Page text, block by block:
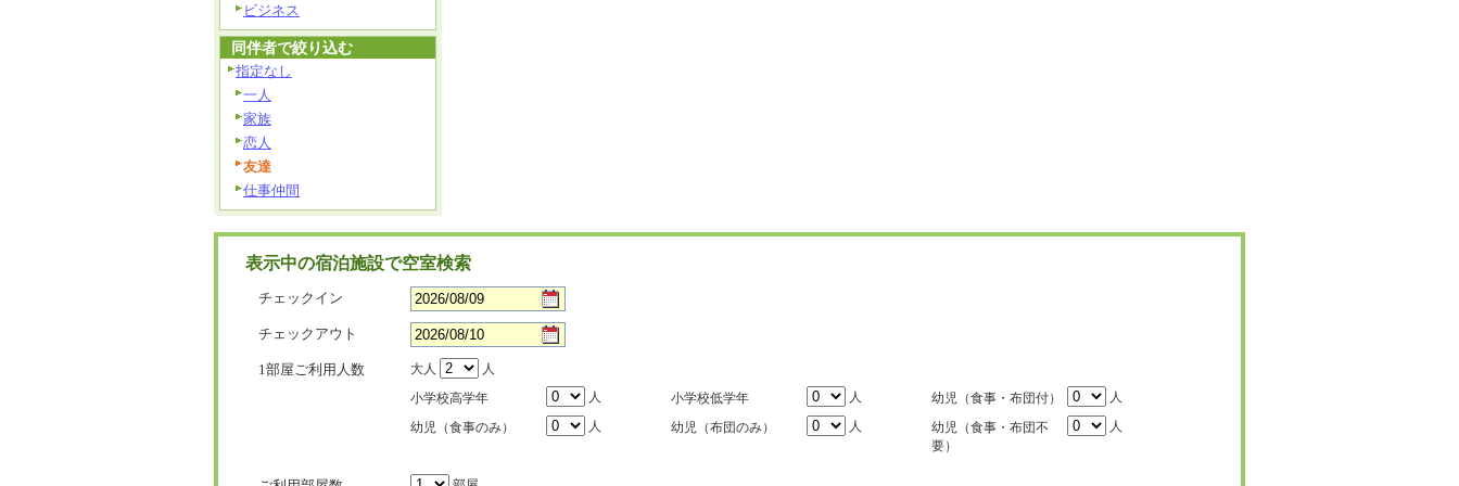
ビジネス
同伴者で絞り込む
指定なし
一人
家族
恋人
友達
仕事仲間
表示中の宿泊施設で空室検索
チェックイン
チェックアウト
1部屋ご利用人数 大人
人
小学校高学年
人 小学校低学年 人 幼児（食事・布団付）
人
幼児（食事のみ）
人 幼児（布団のみ） 人
幼児（食事・布団不
要）
人